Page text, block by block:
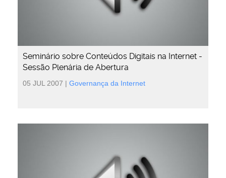
Seminário sobre Conteúdos Digitais na Internet -
Sessão Plenária de Abertura
05 JUL 2007 | Governança da Internet